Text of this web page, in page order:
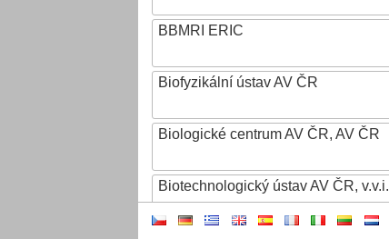
BBMRI ERIC
Biofyzikální ústav AV ČR
Biologické centrum AV ČR, AV ČR
Biotechnologický ústav AV ČR, v.v.i.